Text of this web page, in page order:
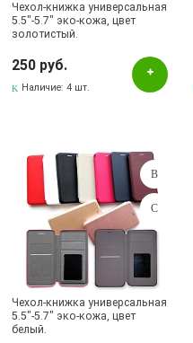
Чехол-книжка универсальная
5.5"-5.7" эко-кожа, цвет
золотистый.
250 руб.
Наличие:4 шт.
Чехол-книжка универсальная
5.5"-5.7" эко-кожа, цвет
белый.